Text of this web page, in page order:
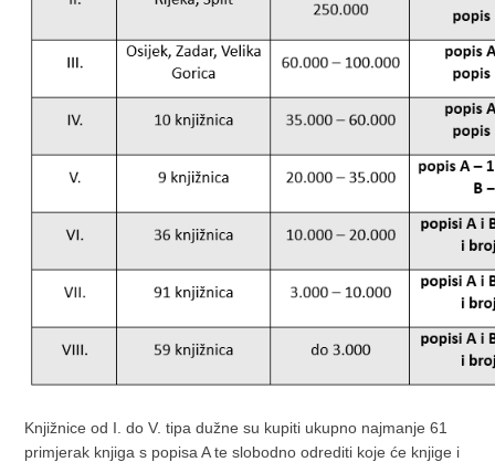
Knjižnice od I. do V. tipa dužne su kupiti ukupno najmanje 61
primjerak knjiga s popisa A te slobodno odrediti koje će knjige i